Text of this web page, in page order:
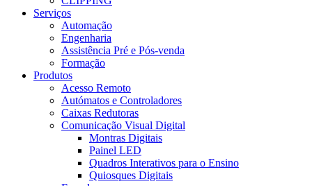
Serviços
Automação
Engenharia
Assistência Pré e Pós-venda
Formação
Produtos
Acesso Remoto
Autómatos e Controladores
Caixas Redutoras
Comunicação Visual Digital
Montras Digitais
Painel LED
Quadros Interativos para o Ensino
Quiosques Digitais